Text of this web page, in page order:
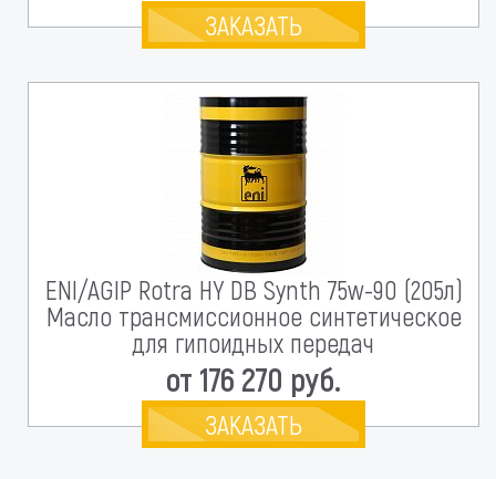
ЗАКАЗАТЬ
ENI/AGIP Rotra HY DB Synth 75w-90 (205л)
Масло трансмиссионное синтетическое
для гипоидных передач
от 176 270 руб.
ЗАКАЗАТЬ